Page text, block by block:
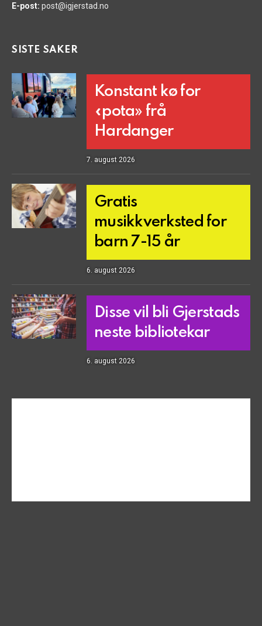
E-post: post@igjerstad.no
SISTE SAKER
Konstant kø for
«pota» frå
Hardanger
7. august 2026
Gratis
musikkverksted for
barn 7-15 år
6. august 2026
Disse vil bli Gjerstads
neste bibliotekar
6. august 2026